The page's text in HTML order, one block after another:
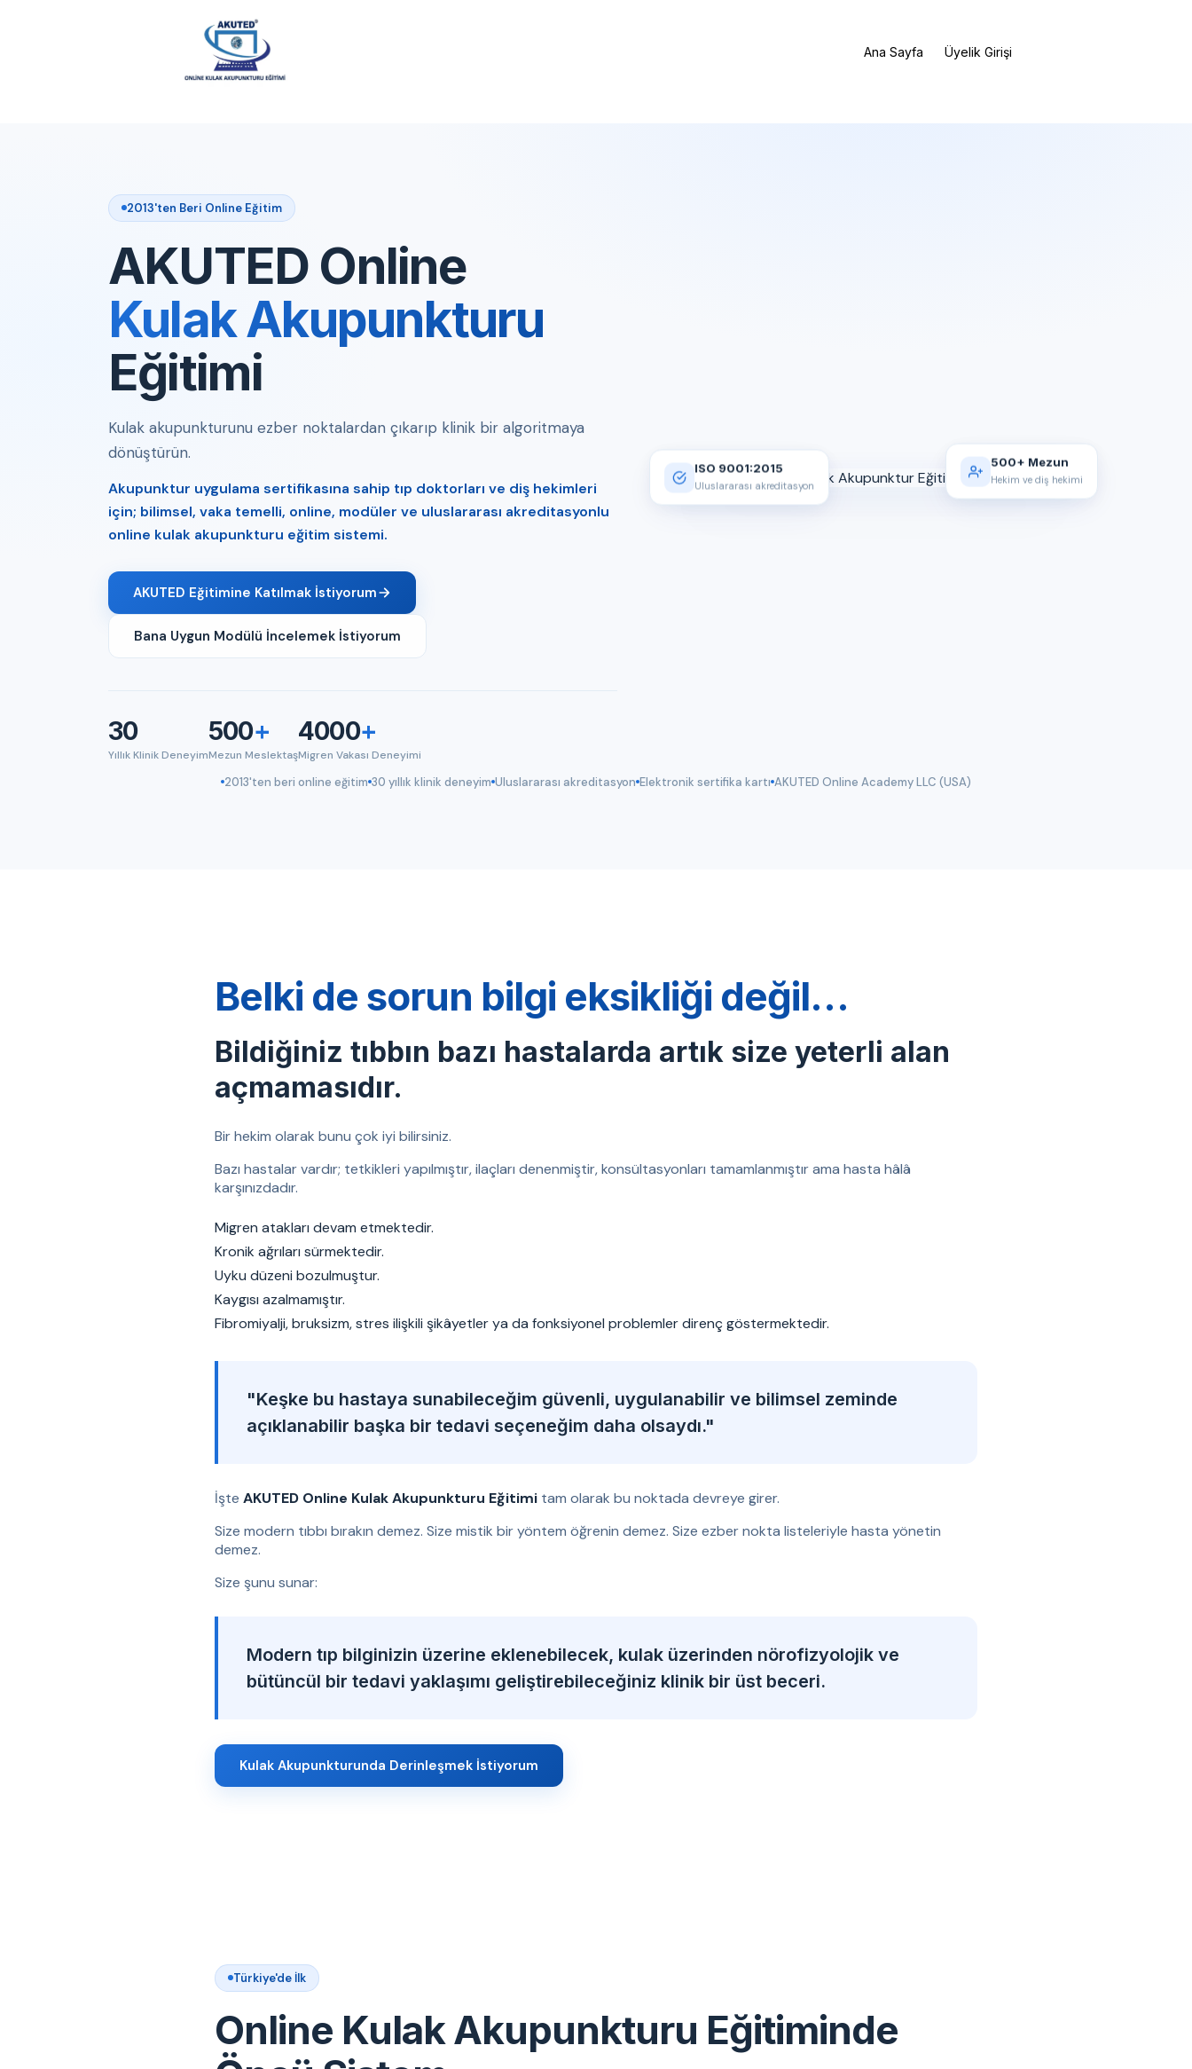
Ana Sayfa Üyelik Girişi
2013'ten Beri Online Eğitim
AKUTED Online
Kulak Akupunkturu
Eğitimi
Kulak akupunkturunu ezber noktalardan çıkarıp klinik bir algoritmaya
dönüştürün.
Akupunktur uygulama sertifikasına sahip tıp doktorları ve diş hekimleri
için; bilimsel, vaka temelli, online, modüler ve uluslararası akreditasyonlu
online kulak akupunkturu eğitim sistemi.
AKUTED Eğitimine Katılmak İstiyorum
Bana Uygun Modülü İncelemek İstiyorum
30
Yıllık Klinik Deneyim
500+
Mezun Meslektaş
4000+
Migren Vakası Deneyimi
ISO 9001:2015
Uluslararası akreditasyon
500+ Mezun
Hekim ve diş hekimi
2013'ten beri online eğitim 30 yıllık klinik deneyim Uluslararası akreditasyon Elektronik sertifika kartı AKUTED Online Academy LLC (USA)
Belki de sorun bilgi eksikliği değil…
Bildiğiniz tıbbın bazı hastalarda artık size yeterli alan
açmamasıdır.
Bir hekim olarak bunu çok iyi bilirsiniz.
Bazı hastalar vardır; tetkikleri yapılmıştır, ilaçları denenmiştir, konsültasyonları tamamlanmıştır ama hasta hâlâ
karşınızdadır.
Migren atakları devam etmektedir.
Kronik ağrıları sürmektedir.
Uyku düzeni bozulmuştur.
Kaygısı azalmamıştır.
Fibromiyalji, bruksizm, stres ilişkili şikâyetler ya da fonksiyonel problemler direnç göstermektedir.
"Keşke bu hastaya sunabileceğim güvenli, uygulanabilir ve bilimsel zeminde
açıklanabilir başka bir tedavi seçeneğim daha olsaydı."
İşte AKUTED Online Kulak Akupunkturu Eğitimi tam olarak bu noktada devreye girer.
Size modern tıbbı bırakın demez. Size mistik bir yöntem öğrenin demez. Size ezber nokta listeleriyle hasta yönetin
demez.
Size şunu sunar:
Modern tıp bilginizin üzerine eklenebilecek, kulak üzerinden nörofizyolojik ve
bütüncül bir tedavi yaklaşımı geliştirebileceğiniz klinik bir üst beceri.
Kulak Akupunkturunda Derinleşmek İstiyorum
Türkiye'de İlk
Online Kulak Akupunkturu Eğitiminde